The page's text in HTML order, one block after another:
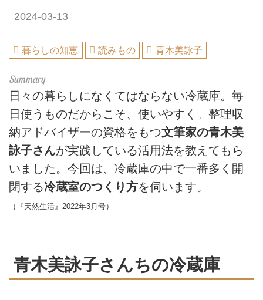
2024-03-13
暮らしの知恵 読みもの 青木美詠子
日々の暮らしになくてはならない冷蔵庫。毎
日使うものだからこそ、使いやすく。整理収
納アドバイザーの資格をもつ文筆家の青木美
詠子さんが実践している活用法を教えてもら
いました。今回は、冷蔵庫の中で一番多く開
閉する冷蔵室のつくり方を伺います。
（『天然生活』2022年3月号）
青木美詠子さんちの冷蔵庫